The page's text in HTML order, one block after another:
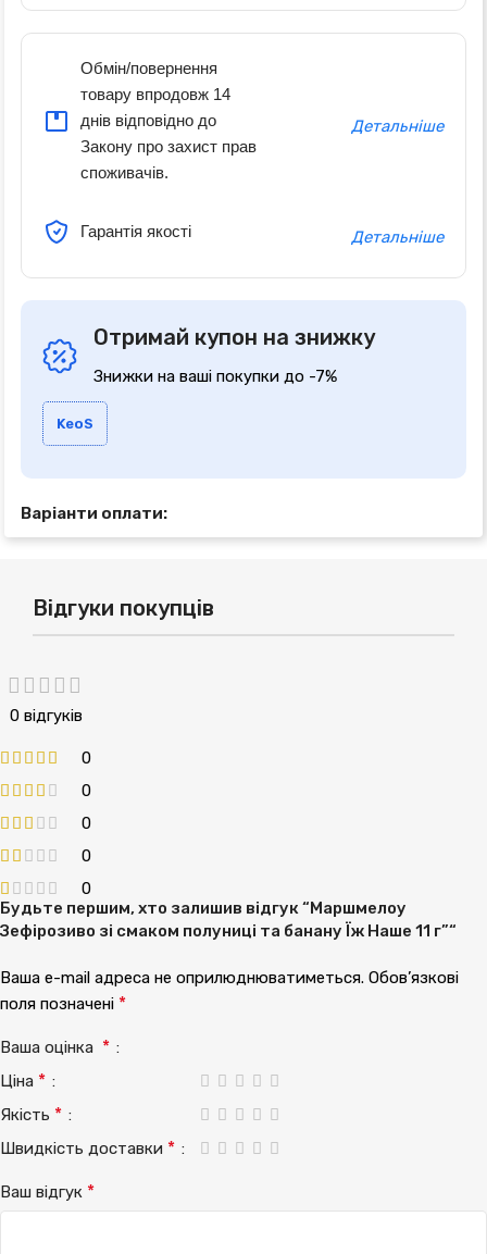
Обмін/повернення
товару впродовж 14
днів відповідно до
Закону про захист прав
споживачів.
Детальніше
Гарантія якості Детальніше
Отримай купон на знижку
Знижки на ваші покупки до -7%
KeoS
Варіанти оплати:
Відгуки покупців
0 відгуків
0
0
0
0
0
Будьте першим, хто залишив відгук “Маршмелоу
Зефірозиво зі смаком полуниці та банану Їж Наше 11 г”“
Ваша e-mail адреса не оприлюднюватиметься. Обов’язкові
поля позначені *
Ваша оцінка *
Ціна *
Якість *
Швидкість доставки *
Ваш відгук *